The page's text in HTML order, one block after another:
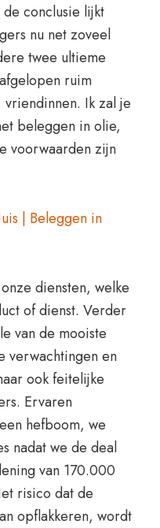
conclusie lijkt
nu net zoveel
twee ultieme
ruim
Ik zal je
beleggen in olie,
voorwaarden zijn
| Beleggen in
diensten, welke
of dienst. Verder
van de mooiste
verwachtingen en
ook feitelijke
Ervaren
hefboom, we
nadat we de deal
van 170.000
risico dat de
opflakkeren, wordt